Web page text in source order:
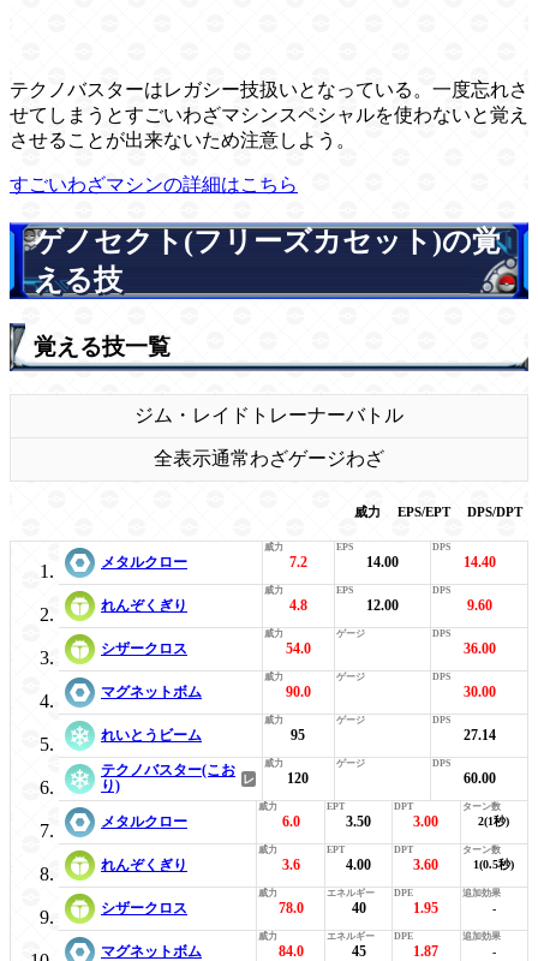
テクノバスターはレガシー技扱いとなっている。一度忘れさ
せてしまうとすごいわざマシンスペシャルを使わないと覚え
させることが出来ないため注意しよう。
すごいわざマシンの詳細はこちら
ゲノセクト(フリーズカセット)の覚
える技
覚える技一覧
ジム・レイド トレーナーバトル
全表示通常わざゲージわざ
威力 EPS/EPT DPS/DPT
メタルクロー 7.2 14.00 14.40
れんぞくぎり 4.8 12.00 9.60
シザークロス 54.0 36.00
マグネットボム 90.0 30.00
れいとうビーム 95 27.14
テクノバスター(こお
り)
120 60.00
メタルクロー 6.0 3.50 3.00 2(1秒)
れんぞくぎり 3.6 4.00 3.60 1(0.5秒)
シザークロス 78.0 40 1.95 -
マグネットボム 84.0 45 1.87 -